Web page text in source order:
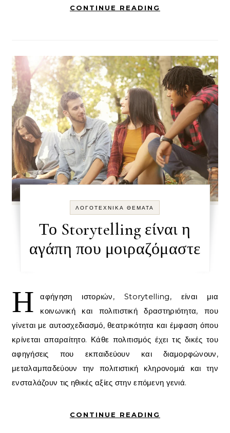
CONTINUE READING
ΛΟΓΟΤΕΧΝΙΚΑ ΘΕΜΑΤΑ
Το Storytelling είναι η
αγάπη που μοιραζόμαστε
Η
αφήγηση ιστοριών, Storytelling, είναι μια
κοινωνική και πολιτιστική δραστηριότητα, που
γίνεται με αυτοσχεδιασμό, θεατρικότητα και έμφαση όπου
κρίνεται απαραίτητο. Κάθε πολιτισμός έχει τις δικές του
αφηγήσεις που εκπαιδεύουν και διαμορφώνουν,
μεταλαμπαδεύουν την πολιτιστική κληρονομιά και την
ενσταλάζουν τις ηθικές αξίες στην επόμενη γενιά.
CONTINUE READING